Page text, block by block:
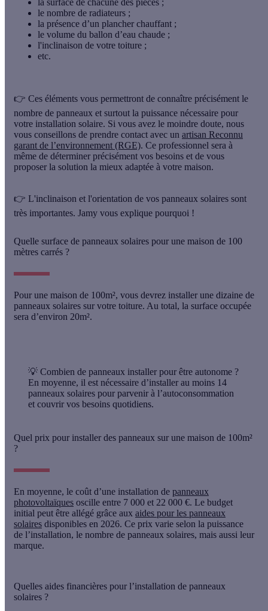
la surface de chacune des pièces ;
le nombre de radiateurs ;
la présence d’un plancher chauffant ;
le volume du ballon d’eau chaude ;
l'inclinaison de votre toiture ;
etc.
👉 Ces éléments vous permettront de connaître précisément le
nombre de panneaux et surtout la puissance nécessaire pour
votre installation solaire. Si vous avez le moindre doute, nous
vous conseillons de prendre contact avec un artisan Reconnu
garant de l’environnement (RGE). Ce professionnel sera à
même de déterminer précisément vos besoins et de vous
proposer la solution la mieux adaptée à votre maison.
👉 L'inclinaison et l'orientation de vos panneaux solaires sont
très importantes. Jamy vous explique pourquoi !
Quelle surface de panneaux solaires pour une maison de 100
mètres carrés ?
Pour une maison de 100m², vous devrez installer une dizaine de
panneaux solaires sur votre toiture. Au total, la surface occupée
sera d’environ 20m².
💡 Combien de panneaux installer pour être autonome ?
En moyenne, il est nécessaire d’installer au moins 14
panneaux solaires pour parvenir à l’autoconsommation
et couvrir vos besoins quotidiens.
Quel prix pour installer des panneaux sur une maison de 100m²
?
En moyenne, le coût d’une installation de panneaux
photovoltaïques oscille entre 7 000 et 22 000 €. Le budget
initial peut être allégé grâce aux aides pour les panneaux
solaires disponibles en 2026. Ce prix varie selon la puissance
de l’installation, le nombre de panneaux solaires, mais aussi leur
marque.
Quelles aides financières pour l’installation de panneaux
solaires ?